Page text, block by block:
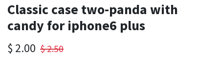
Classic case two-panda with
candy for iphone6 plus
$ 2.00 $2.50